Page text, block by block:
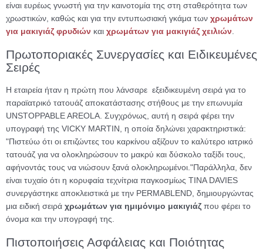
είναι ευρέως γνωστή για την καινοτομία της στη σταθερότητα των
χρωστικών, καθώς και για την εντυπωσιακή γκάμα των χρωμάτων
για μακιγιάζ φρυδιών και χρωμάτων για μακιγιάζ χειλιών
Πρωτοποριακές Συνεργασίες και Ειδικευμένες
Σειρές
Η εταιρεία ήταν η πρώτη που λάνσαρε εξειδικευμένη σειρά για το
παραϊατρικό τατουάζ αποκατάστασης στήθους με την επωνυμία
UNSTOPPABLE AREOLA. Συγχρόνως, αυτή η σειρά φέρει την
υπογραφή της VICKY MARTIN, η οποία δηλώνει χαρακτηριστικά:
"Πιστεύω ότι οι επιζώντες του καρκίνου αξίζουν το καλύτερο ιατρικό
τατουάζ για να ολοκληρώσουν το μακρύ και δύσκολο ταξίδι τους,
αφήνοντάς τους να νιώσουν ξανά ολοκληρωμένοι."Παράλληλα, δεν
είναι τυχαίο ότι η κορυφαία τεχνίτρια παγκοσμίως TINA DAVIES
συνεργάστηκε αποκλειστικά με την PERMABLEND, δημιουργώντας
μια ειδική σειρά χρωμάτων για ημιμόνιμο μακιγιάζ που φέρει το
όνομα και την υπογραφή της.
Πιστοποιήσεις Ασφάλειας και Ποιότητας